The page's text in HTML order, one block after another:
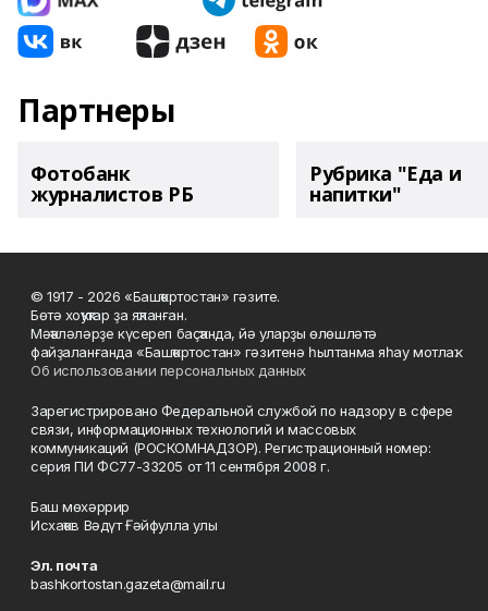
Партнеры
Фотобанк
журналистов РБ
Рубрика "Еда и
напитки"
© 1917 - 2026 «Башҡортостан» гәзите.
Бөтә хоҡуҡтар ҙа яҡланған.
Мәҡәләләрҙе күсереп баҫҡанда, йә уларҙы өлөшләтә
файҙаланғанда «Башҡортостан» гәзитенә һылтанма яһау мотлаҡ.
Об использовании персональных данных
Зарегистрировано Федеральной службой по надзору в сфере
связи, информационных технологий и массовых
коммуникаций (РОСКОМНАДЗОР). Регистрационный номер:
серия ПИ ФС77-33205 от 11 сентября 2008 г.
Баш мөхәррир
Исхаҡов Вәдүт Ғәйфулла улы
Эл. почта
bashkortostan.gazeta@mail.ru